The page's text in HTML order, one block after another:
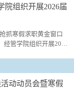
，保持乐观心态，在
院组织开展2026届
抓寒假求职黄金窗口
经管学院组织开展2026
业形势与经管专业特
持政策，鼓励毕业生
与国家发展需求相结
动动员会暨寒假